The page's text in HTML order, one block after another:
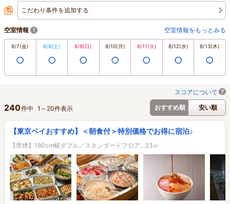
こだわり条件を追加する
空室情報 空室情報をもっとみる
8/7(金)
○
8/8(土)
○
8/9(日)
○
8/10(月)
○
8/11(火)
○
8/12(水)
○
8/13(木)
○
スコアについて
おすすめ順
安い順
240件中 1 ～ 20件表示
【東京ベイおすすめ】＜朝食付＞特別価格でお得に宿泊♪
【禁煙】180cm幅ダブル／スタンダードフロア…23㎡